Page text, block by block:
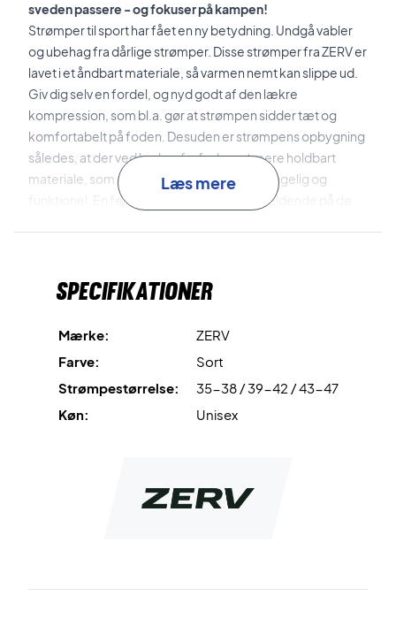
sveden passere - og fokuser på kampen!
Strømper til sport har fået en ny betydning. Undgå vabler
og ubehag fra dårlige strømper. Disse strømper fra ZERV er
lavet i et åndbart materiale, så varmen nemt kan slippe ud.
Giv dig selv en fordel, og nyd godt af den lækre
kompression, som bl.a. gør at strømpen sidder tæt og
komfortabelt på foden. Desuden er strømpens opbygning
således, at der ved hæl og forfod, er et mere holdbart
materiale, som gør at sokken er ekstra behagelig og
funktionel. En feature der kun er gør sig gældende på de
Strømperne er lavet i et stilrent og enkelt design, og
Mindsk chancen for vabler og ubehag!
Indeholder tre par strømper
Farve: Sort med hvidt logo
Læs mere
Specifikationer
Mærke:
ZERV
Farve:
Sort
Strømpestørrelse:
35-38 / 39-42 / 43-47
Køn:
Unisex